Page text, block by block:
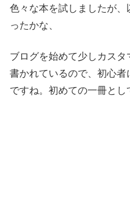
色々な本を試しましたが
ったかな、
ブログを始めて少しカス
書かれているので、初心
ですね。初めての一冊とし